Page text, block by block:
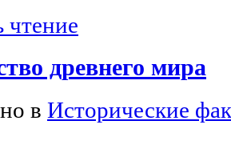
древнего мира
в Исторические